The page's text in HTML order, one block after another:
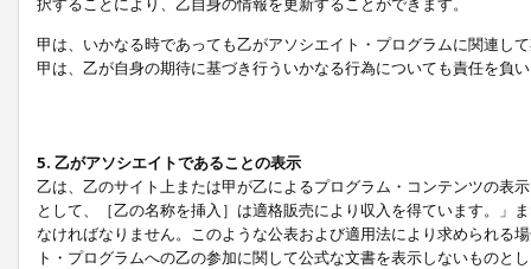
択することにより、乙自身の情報を更新することができます。
甲は、いかなる時であっても乙がアソシエイト・プログラムに関連し
甲は、乙が自身の期待に基づき行ういかなる行為についても責任を負
5. 乙がアソシエイトであることの表示
乙は、乙のサイト上または甲が乙によるプログラム・コンテンツの表
として、［乙の名称を挿入］は適格販売により収入を得ています。」
なければなりません。このような公表および適用法により求められる
ト・プログラムへの乙の参加に関して公式な文書を表示しないもの